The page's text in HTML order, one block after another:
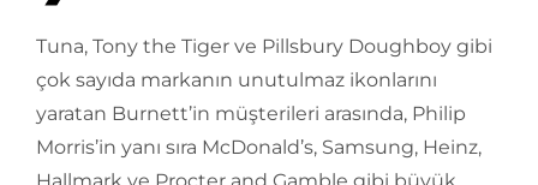
Tuna, Tony the Tiger ve Pillsbury Doughboy gibi
çok sayıda markanın unutulmaz ikonlarını
yaratan Burnett’in müşterileri arasında, Philip
Morris’in yanı sıra McDonald’s, Samsung, Heinz,